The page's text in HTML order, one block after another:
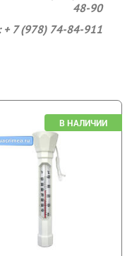
48-90
+ 7 (978) 74-84-911